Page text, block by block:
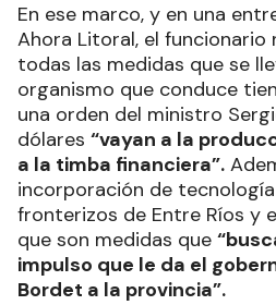
En ese marco, y en una
Ahora Litoral, el funcionario
todas las medidas que se
organismo que conduce
una orden del ministro
dólares “vayan a la
a la timba financiera”.
incorporación de
fronterizos de Entre Ríos y
que son medidas que
impulso que le da el
Bordet a la provincia”.